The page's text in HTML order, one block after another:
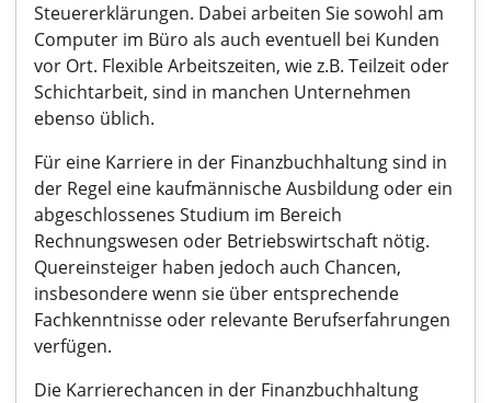
Steuererklärungen. Dabei arbeiten Sie sowohl am
Computer im Büro als auch eventuell bei Kunden
vor Ort. Flexible Arbeitszeiten, wie z.B. Teilzeit oder
Schichtarbeit, sind in manchen Unternehmen
ebenso üblich.
Für eine Karriere in der Finanzbuchhaltung sind in
der Regel eine kaufmännische Ausbildung oder ein
abgeschlossenes Studium im Bereich
Rechnungswesen oder Betriebswirtschaft nötig.
Quereinsteiger haben jedoch auch Chancen,
insbesondere wenn sie über entsprechende
Fachkenntnisse oder relevante Berufserfahrungen
verfügen.
Die Karrierechancen in der Finanzbuchhaltung